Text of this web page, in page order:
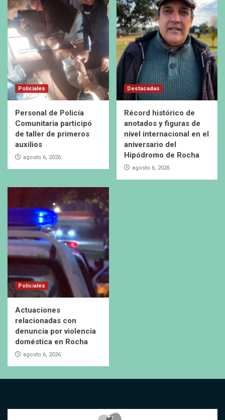
Policiales
Personal de Policía
Comunitaria participó
de taller de primeros
auxilios
agosto 6, 2026
Destacadas
Récord histórico de
anotados y figuras de
nivel internacional en el
aniversario del
Hipódromo de Rocha
agosto 6, 2026
Policiales
Actuaciones
relacionadas con
denuncia por violencia
doméstica en Rocha
agosto 6, 2026